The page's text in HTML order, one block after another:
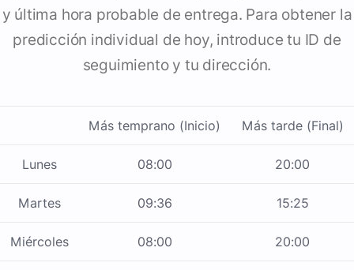
y última hora probable de entrega. Para obtener la
predicción individual de hoy, introduce tu ID de
seguimiento y tu dirección.
Más temprano (Inicio) Más tarde (Final)
Lunes 08:00 20:00
Martes 09:36 15:25
Miércoles 08:00 20:00